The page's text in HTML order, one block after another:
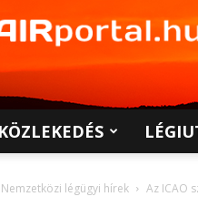
Nemzetközi légügyi hírek Az ICAO